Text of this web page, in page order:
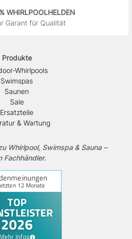
WHIRLPOOLHELDEN
Garant für Qualität
Produkte
Whirlpools
Swimspas
Saunen
Sale
Ersatzteile
& Wartung
Whirlpool, Swimspa & Sauna –
Fachhändler.